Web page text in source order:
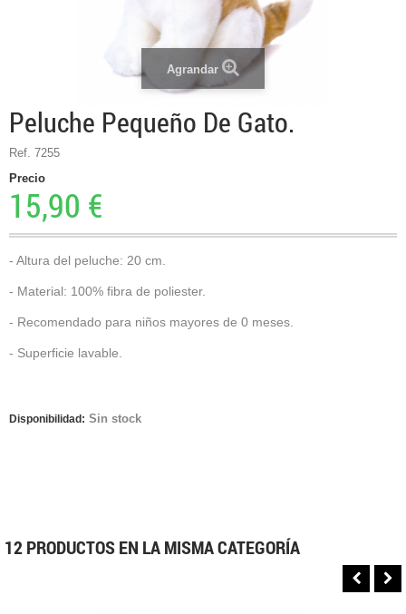
Agrandar
Peluche Pequeño De Gato.
Ref. 7255
Precio
15,90 €
- Altura del peluche: 20 cm.
- Material: 100% fibra de poliester.
- Recomendado para niños mayores de 0 meses.
- Superficie lavable.
Disponibilidad: Sin stock
12 PRODUCTOS EN LA MISMA CATEGORÍA